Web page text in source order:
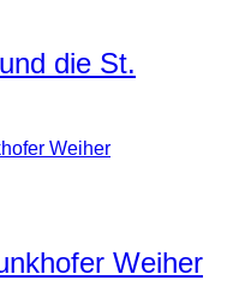
die St.
Weiher